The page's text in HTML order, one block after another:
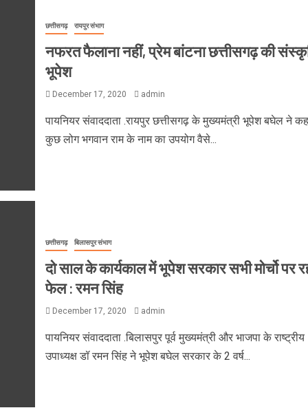
छत्तीसगढ़ रायपुर संभाग
नफरत फैलाना नहीं, प्रेम बांटना छत्तीसगढ़ की
भूपेश
December 17, 2020 admin
पायनियर संवाददाता .रायपुर छत्तीसगढ़ के मुख्यमंत्री भूपेश बघेल ने
कुछ लोग भगवान राम के नाम का उपयोग वैसे...
छत्तीसगढ़ बिलासपुर संभाग
दो साल के कार्यकाल में भूपेश सरकार सभी मोर्चो पर
फेल : रमन सिंह
December 17, 2020 admin
पायनियर संवाददाता .बिलासपुर पूर्व मुख्यमंत्री और भाजपा के राष्ट्रीय
उपाध्यक्ष डॉ रमन सिंह ने भूपेश बघेल सरकार के 2 वर्ष...